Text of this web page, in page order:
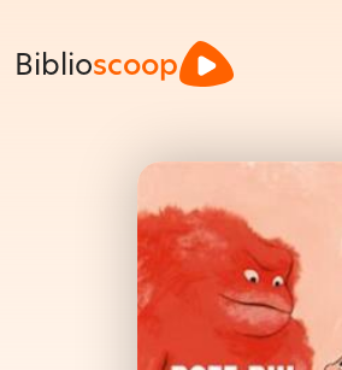
Biblioscoop